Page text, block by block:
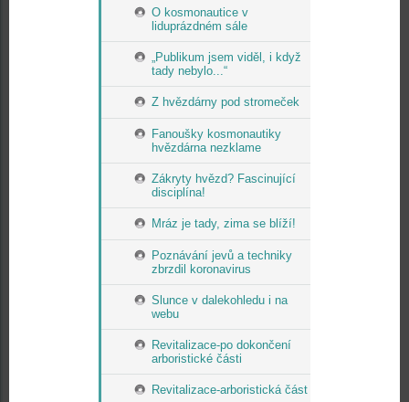
O kosmonautice v
liduprázdném sále
„Publikum jsem viděl, i když
tady nebylo...“
Z hvězdárny pod stromeček
Fanoušky kosmonautiky
hvězdárna nezklame
Zákryty hvězd? Fascinující
disciplína!
Mráz je tady, zima se blíží!
Poznávání jevů a techniky
zbrzdil koronavirus
Slunce v dalekohledu i na
webu
Revitalizace-po dokončení
arboristické části
Revitalizace-arboristická část